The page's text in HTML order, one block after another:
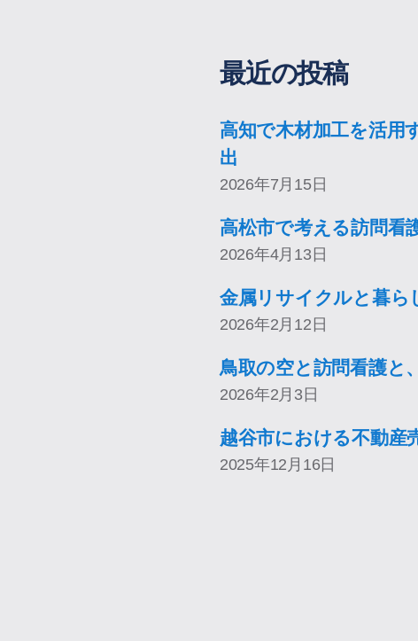
最近の投稿
高知で木材加工を活用
出
2026年7月15日
高松市で考える訪問看
2026年4月13日
金属リサイクルと暮ら
2026年2月12日
鳥取の空と訪問看護と
2026年2月3日
越谷市における不動産
2025年12月16日